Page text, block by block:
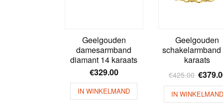
Geelgouden
damesarmband
diamant 14 karaats
€329.00
IN WINKELMAND
Geelgouden
karaats
€425.00 €
IN WINKELMAND